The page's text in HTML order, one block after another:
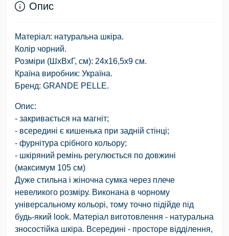
Опис
Матеріал: натуральна шкіра.
Колір чорний.
Розміри (ШхВхГ, см): 24х16,5х9 см.
Країна виробник: Україна.
Бренд: GRANDE PELLE.
Опис:
- закривається на магніт;
- всередині є кишенька при задній стінці;
- фурнітура срібного кольору;
- шкіряний ремінь регулюється по довжині
(максимум 105 см)
Дуже стильна і жіночна сумка через плече
невеликого розміру. Виконана в чорному
універсальному кольорі, тому точно підійде під
будь-який look. Матеріал виготовлення - натуральна
зносостійка шкіра. Всередині - просторе відділення,